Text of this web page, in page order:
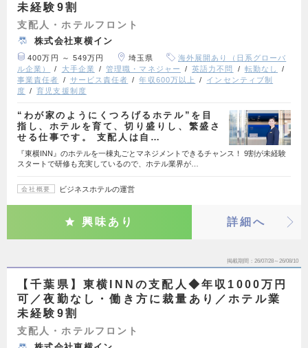
未経験9割
支配人・ホテルフロント
株式会社東横イン
400万円 ～ 549万円 埼玉県
海外展開あり（日系グローバ
ル企業）
大手企業 管理職・マネジャー 英語力不問
転勤なし
事業責任者
サービス責任者 年収600万以上
インセンティブ制
度
育児支援制度
“わが家のようにくつろげるホテル”を目
指し、ホテルを育て、切り盛りし、繁盛さ
せる仕事です。 支配人は自…
『東横INN』のホテルを一棟丸ごとマネジメントできるチャンス！ 9割が未経験
スタートで研修も充実しているので、ホテル業界が…
会社概要 ビジネスホテルの運営
興味あり 詳細へ
掲載期間 26/07/28～26/08/10
【千葉県】東横INNの支配人◆年収1000万円
可／夜勤なし・働き方に裁量あり／ホテル業
未経験9割
支配人・ホテルフロント